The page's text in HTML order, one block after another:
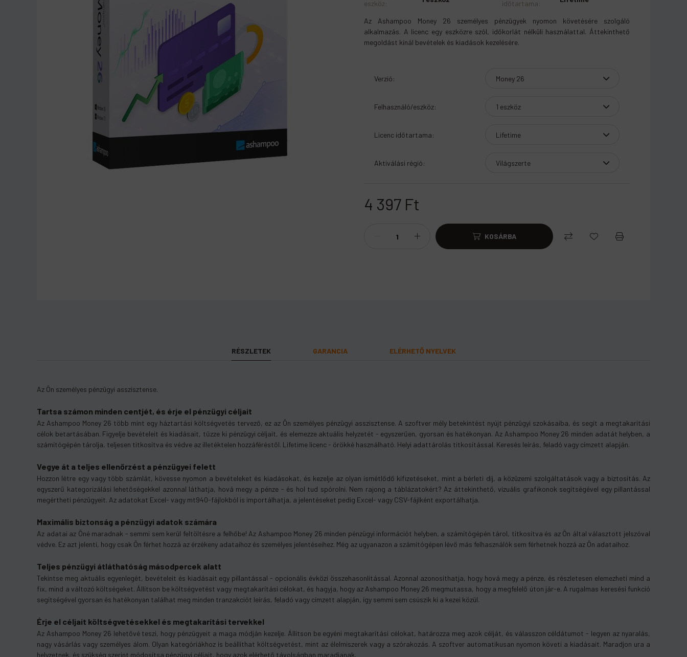
eszköz:
időtartama:
Az Ashampoo Money 26 személyes pénzügyek nyomon követésére szolgáló
alkalmazás. A licenc egy eszközre szól, időkorlát nélküli használattal. Áttekinthető
megoldást kínál bevételek és kiadások kezelésére.
Verzió:
Felhasználó/eszköz:
Licenc időtartama:
Aktiválási régió:
4 397 Ft
KOSÁRBA
RÉSZLETEK GARANCIA ELÉRHETŐ NYELVEK
Az Ön személyes pénzügyi asszisztense.
Tartsa számon minden centjét, és érje el pénzügyi céljait
Az Ashampoo Money 26 több mint egy háztartási költségvetés tervező, ez az Ön személyes pénzügyi asszisztense. A szoftver mély betekintést nyújt pénzügyi szokásaiba, és segít a megtakarítási
célok betartásában. Figyelje bevételeit és kiadásait, tűzze ki pénzügyi céljait, és elemezze aktuális helyzetét - egyszerűen, gyorsan és hatékonyan. Az Ashampoo Money 26 minden adatát helyben, a
számítógépén tárolja, teljesen titkosítva és védve az illetéktelen hozzáféréstől. Lifetime licenc - örökké használható. Helyi adattárolás titkosítással. Keresés leírás, feladó vagy címzett alapján.
Vegye át a teljes ellenőrzést a pénzügyei felett
Hozzon létre egy vagy több számlát, kövesse nyomon a bevételeket és kiadásokat, és kezelje az olyan ismétlődő kifizetéseket, mint a bérleti díj, a közüzemi szolgáltatások vagy a biztosítás. Az
egyszerű kategorizálási lehetőségekkel azonnal láthatja, hová megy a pénze - és hol tud spórolni. Nem rajong a táblázatokért? Az áttekinthető, vizuális grafikonok segítségével egy pillantással
megértheti pénzügyeit. Az adatokat Excel- vagy mt940-fájlokból is importálhatja, a jelentéseket pedig Excel- vagy CSV-fájlként exportálhatja.
Maximális biztonság a pénzügyi adatok számára
Az adatai az Öné maradnak - semmi sem kerül feltöltésre a felhőbe! Az Ashampoo Money 26 minden pénzügyi információt helyben, a számítógépén tárol, titkosítva és az Ön által választott jelszóval
védve. Ez azt jelenti, hogy csak Ön férhet hozzá az érzékeny adataihoz és személyes jelentéseihez. Még az ugyanazon a számítógépen lévő más felhasználók sem férhetnek hozzá az Ön adataihoz.
Teljes pénzügyi átláthatóság másodpercek alatt
Tekintse meg aktuális egyenlegét, bevételeit és kiadásait egy pillantással - opcionális évközi összehasonlítással. Azonnal azonosíthatja, hogy hová megy a pénze, és részletesen elemezheti mind a
fix, mind a változó költségeket. Állítson be költségvetést vagy megtakarítási célokat, és hagyja, hogy az Ashampoo Money 26 megmutassa, hogy a megfelelő úton jár-e. A rugalmas keresési funkció
segítségével gyorsan és hatékonyan találhat meg minden tranzakciót leírás, feladó vagy címzett alapján, így semmi sem csúszik ki a kezei közül.
Érje el céljait költségvetésekkel és megtakarítási tervekkel
Az Ashampoo Money 26 lehetővé teszi, hogy pénzügyeit a maga módján kezelje. Állítson be egyéni megtakarítási célokat, határozza meg azok célját, és válasszon céldátumot - legyen az nyaralás,
nagy vásárlás vagy személyes álom. Olyan kategóriákhoz is beállíthat költségvetést, mint az élelmiszerek vagy a szórakozás. A szoftver automatikusan nyomon követi a kiadásait. Maradjon ura a
helyzetnek, és szükség szerint módosítsa pénzügyi céljait, hogy azok elérhető távolságban maradjanak.
aktiválják
1 hónapot